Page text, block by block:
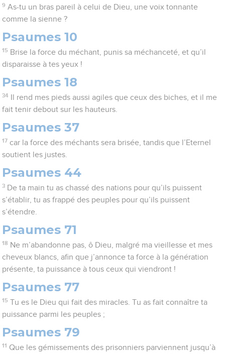
9 As-tu un bras pareil à celui de Dieu, une voix tonnante
comme la sienne ?
Psaumes 10
15 Brise la force du méchant, punis sa méchanceté, et qu’il
disparaisse à tes yeux !
Psaumes 18
34
Il rend mes pieds aussi agiles que ceux des biches, et il me
fait tenir debout sur les hauteurs.
Psaumes 37
17 car la force des méchants sera brisée, tandis que l’Eternel
soutient les justes.
Psaumes 44
3 De ta main tu as chassé des nations pour qu’ils puissent
s’établir, tu as frappé des peuples pour qu’ils puissent
s’étendre.
Psaumes 71
18 Ne m’abandonne pas, ô Dieu, malgré ma vieillesse et mes
cheveux blancs, afin que j’annonce ta force à la génération
présente, ta puissance à tous ceux qui viendront !
Psaumes 77
15 Tu es le Dieu qui fait des miracles. Tu as fait connaître ta
puissance parmi les peuples ;
Psaumes 79
11 Que les gémissements des prisonniers parviennent jusqu’à